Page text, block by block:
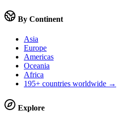
By Continent
Asia
Europe
Americas
Oceania
Africa
195+ countries worldwide →
Explore